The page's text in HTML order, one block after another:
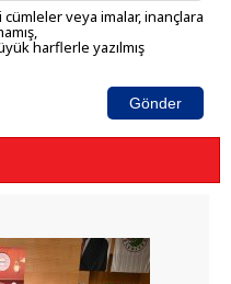
veya imalar, inançlara
harflerle yazılmış
Gönder